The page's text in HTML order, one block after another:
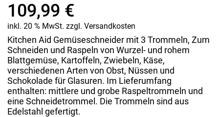
109,99 €
inkl. 20 % MwSt. zzgl. Versandkosten
Kitchen Aid Gemüseschneider mit 3 Trommeln, Zum
Schneiden und Raspeln von Wurzel- und rohem
Blattgemüse, Kartoffeln, Zwiebeln, Käse,
verschiedenen Arten von Obst, Nüssen und
Schokolade für Glasuren. Im Lieferumfang
enthalten: mittlere und grobe Raspeltrommeln und
eine Schneidetrommel. Die Trommeln sind aus
Edelstahl gefertigt.